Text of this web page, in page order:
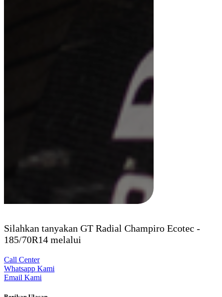
Silahkan tanyakan GT Radial Champiro Ecotec -
185/70R14 melalui
Call Center
Whatsapp Kami
Email Kami